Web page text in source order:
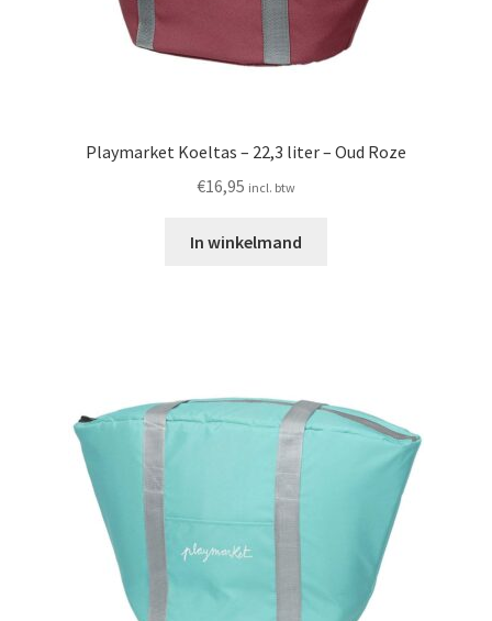
Playmarket Koeltas – 22,3 liter – Oud Roze
€16,95 incl. btw
In winkelmand